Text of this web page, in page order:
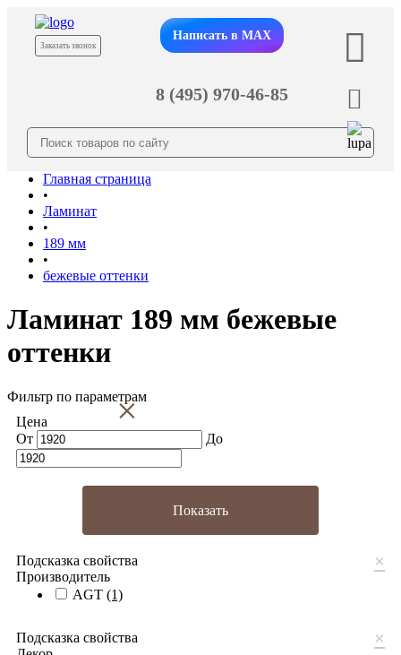
Заказать звонок
Написать в MAX
8 (495) 970-46-85
Главная страница
•
Ламинат
•
189 мм
•
бежевые оттенки
Ламинат 189 мм бежевые
оттенки
Фильтр по параметрам
×
Цена
От
До
Показать
Подсказка свойства ×
Производитель
AGT (1)
Подсказка свойства ×